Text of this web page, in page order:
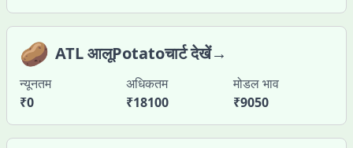
🥔 ATL आलूPotatoचार्ट देखें→
न्यूनतम
₹0
अधिकतम
₹18100
मोडल भाव
₹9050